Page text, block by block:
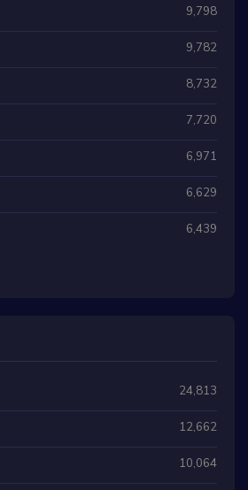
9,798
9,782
8,732
7,720
6,971
6,629
6,439
24,813
12,662
10,064